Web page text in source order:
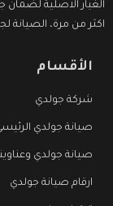
الغيار الاصلية
اكثر من مرة، الصيانة
الأقسام
شركة جولدي
صيانة جولدي
صيانة جولدي
ارقام صيانة جولدي